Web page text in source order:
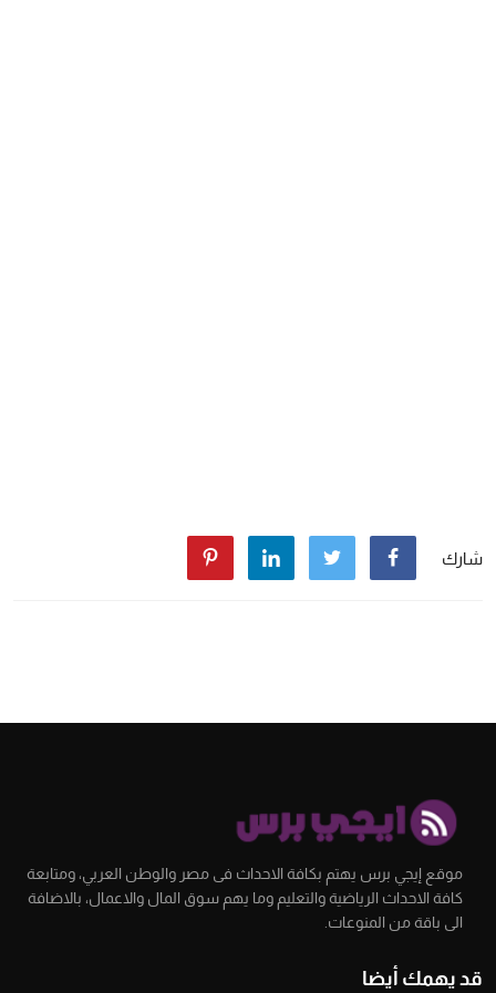
شارك
موقع إيجي برس يهتم بكافة الاحداث فى مصر والوطن العربي، ومتابعة
كافة الاحداث الرياضية والتعليم وما يهم سوق المال والاعمال، بالاضافة
الى باقة من المنوعات.
قد يهمك أيضا